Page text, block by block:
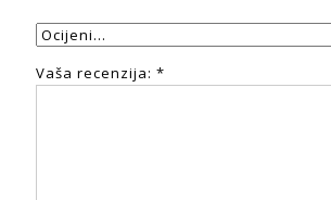
Vaša recenzija: *